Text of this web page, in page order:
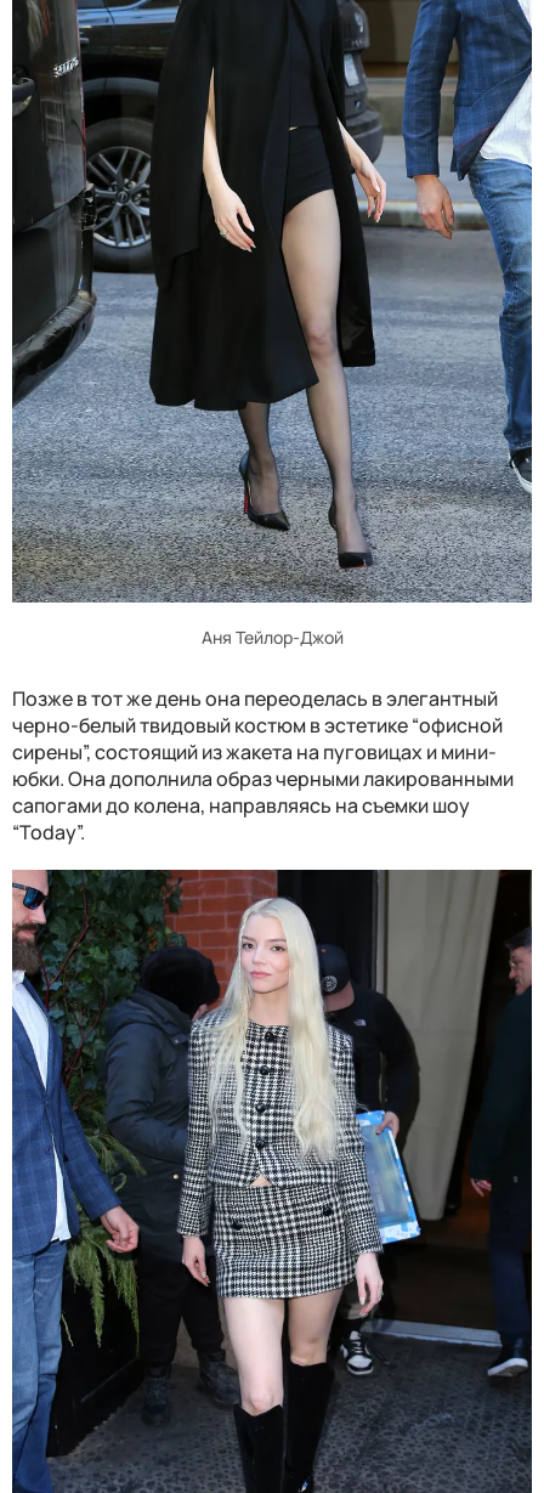
Аня Тейлор-Джой
Позже в тот же день она переоделась в элегантный
черно-белый твидовый костюм в эстетике “офисной
сирены”, состоящий из жакета на пуговицах и мини-
юбки. Она дополнила образ черными лакированными
сапогами до колена, направляясь на съемки шоу
“Today”.